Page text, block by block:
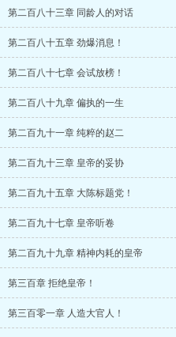
第二百八十三章 同龄人的对话
第二百八十五章 劲爆消息！
第二百八十七章 会试放榜！
第二百八十九章 偏执的一生
第二百九十一章 纯粹的赵二
第二百九十三章 皇帝的妥协
第二百九十五章 大陈标题党！
第二百九十七章 皇帝听卷
第二百九十九章 精神内耗的皇帝
第三百章 拒绝皇帝！
第三百零一章 人造大官人！